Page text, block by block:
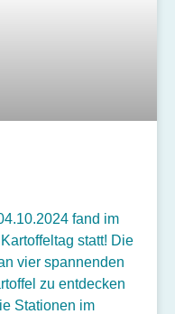
fand im
statt! Die
vier spannenden
zu entdecken
Stationen im